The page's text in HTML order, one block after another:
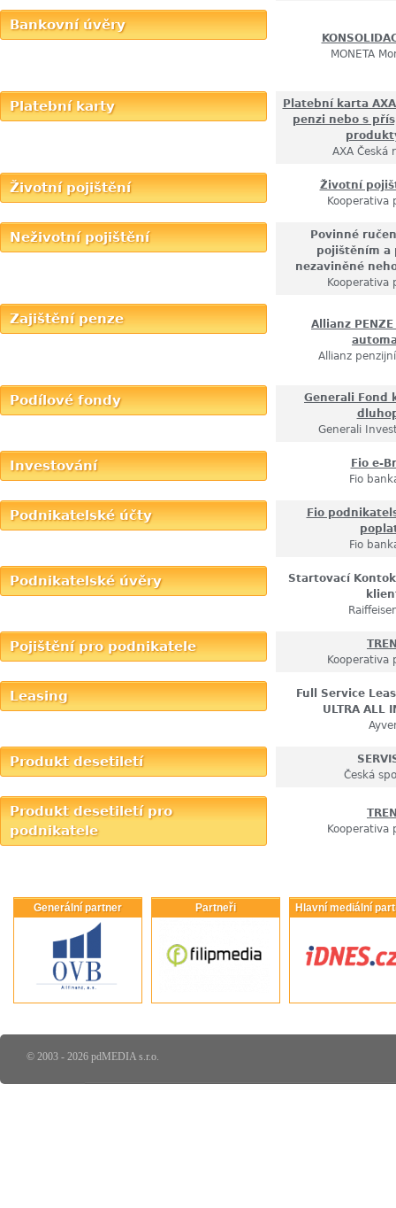
Bankovní úvěry
MONETA
Platební karty
Platební karta
penzi nebo s
AXA Česká
Životní pojištění
Životní
Kooperativa
Neživotní pojištění
Povinné
pojištěním a
nezaviněné
Kooperativa
Zajištění penze
Allianz
Allianz
Podílové fondy
Generali Fond
Generali
Investování
Fio e-
Fio
Podnikatelské účty
Fio
Fio
Podnikatelské úvěry
Startovací
Pojištění pro podnikatele
Kooperativa
Leasing
Full Service
ULTRA ALL
Produkt desetiletí
Česká
Produkt desetiletí pro
podnikatele
Kooperativa
Generální partner Partneři Hlavní mediální
© 2003 - 2026 pdMEDIA s.r.o.